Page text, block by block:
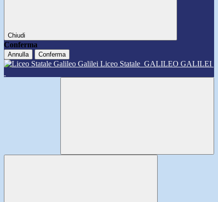
Chiudi
Conferma
Annulla Conferma
Liceo Statale GALILEO GALILEI